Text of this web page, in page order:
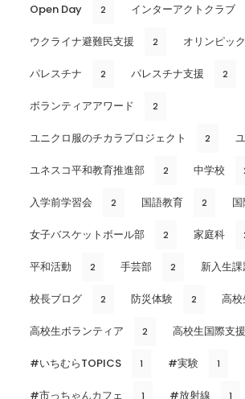
Open Day 2 インターアクトクラブ
ウクライナ避難民支援 2 オリンピック
パレスチナ 2 パレスチナ支援 2
ボランティアアワード 2
ユニクロ服のチカラプロジェクト 2
ユネスコ平和教育推進部 2 中学校
入学前学習会 2 国語教育 2
女子バスケットボール部 2 家庭科
平和活動 2 手芸部 2 新入生課
校長ブログ 2 防災体験 2 高
高校生ボランティア 2 高校生国際支援
#いちむらTOPICS 1 #実験 1
#市っちゃんカフェ 1 #放射線 1